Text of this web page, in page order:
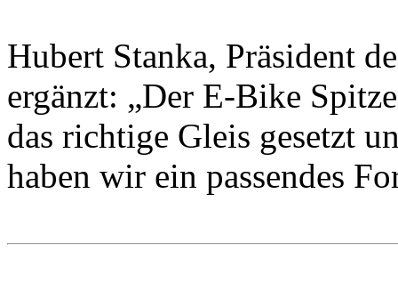
Hubert Stanka, Präsident
ergänzt: „Der E-Bike
das richtige Gleis gesetzt
haben wir ein passendes